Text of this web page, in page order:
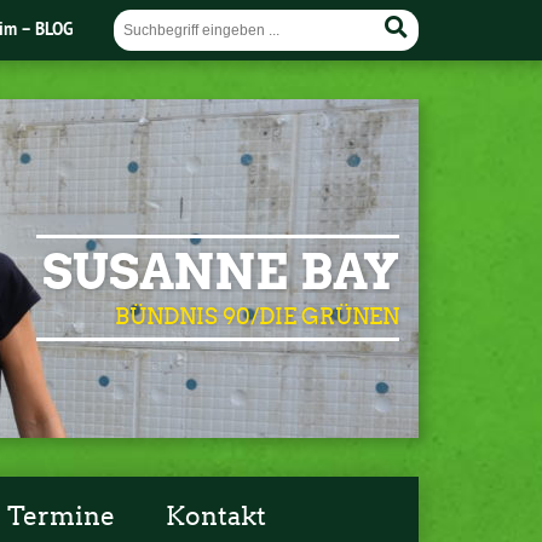
– BLOG
SUSANNE BAY
BÜNDNIS 90/DIE GRÜNEN
Termine Kontakt